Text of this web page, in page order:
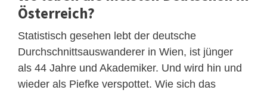
Österreich?
Statistisch gesehen lebt der deutsche
Durchschnittsauswanderer in Wien, ist jünger
als 44 Jahre und Akademiker. Und wird hin und
wieder als Piefke verspottet. Wie sich das